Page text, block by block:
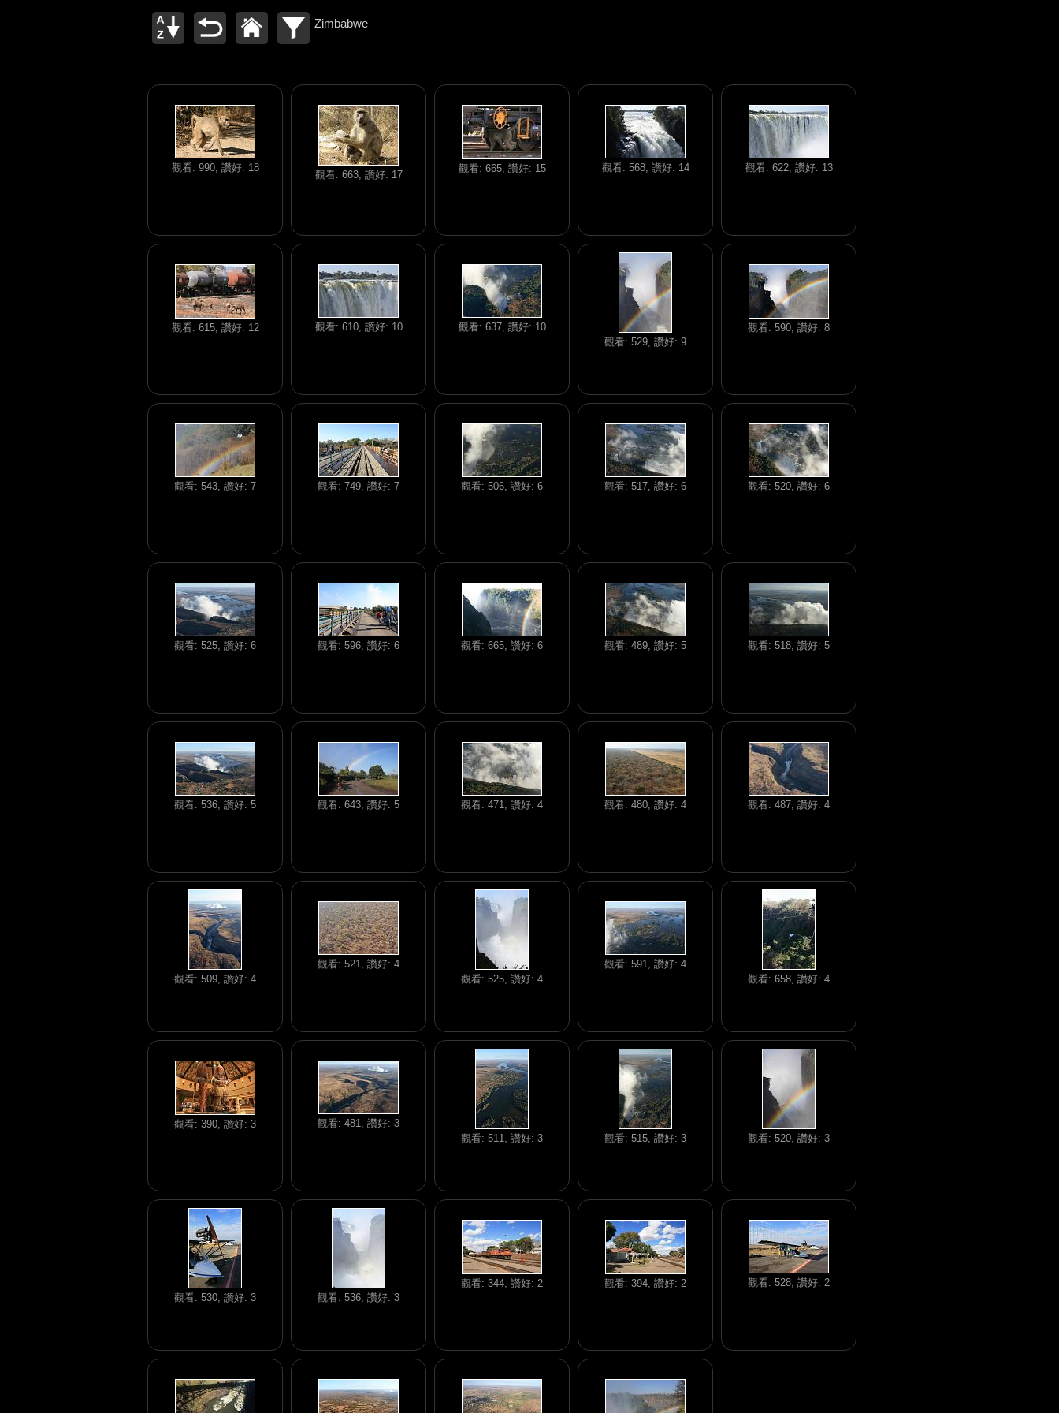
Zimbabwe
觀看: 990, 讚好: 18
觀看: 663, 讚好: 17
觀看: 665, 讚好: 15 觀看: 568, 讚好: 14 觀看: 622, 讚好: 13
觀看: 615, 讚好: 12 觀看: 610, 讚好: 10
觀看: 637, 讚好: 10
觀看: 529, 讚好: 9
觀看: 590, 讚好: 8
觀看: 543, 讚好: 7 觀看: 749, 讚好: 7 觀看: 506, 讚好: 6 觀看: 517, 讚好: 6 觀看: 520, 讚好: 6
觀看: 525, 讚好: 6 觀看: 596, 讚好: 6 觀看: 665, 讚好: 6 觀看: 489, 讚好: 5 觀看: 518, 讚好: 5
觀看: 536, 讚好: 5 觀看: 643, 讚好: 5 觀看: 471, 讚好: 4 觀看: 480, 讚好: 4 觀看: 487, 讚好: 4
觀看: 509, 讚好: 4
觀看: 521, 讚好: 4
觀看: 525, 讚好: 4
觀看: 591, 讚好: 4
觀看: 658, 讚好: 4
觀看: 390, 讚好: 3
觀看: 481, 讚好: 3
觀看: 511, 讚好: 3
觀看: 515, 讚好: 3 觀看: 520, 讚好: 3
觀看: 530, 讚好: 3 觀看: 536, 讚好: 3
觀看: 344, 讚好: 2 觀看: 394, 讚好: 2 觀看: 528, 讚好: 2